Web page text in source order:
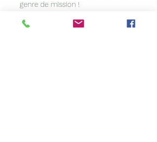
genre de mission !
L’article que vous souhaitez est en